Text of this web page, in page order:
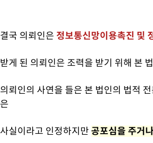
결국 의뢰인은 정보통신망이용촉진 및
받게 된 의뢰인은 조력을 받기 위해 본
의뢰인의 사연을 들은 본 법인의 법적
은
사실이라고 인정하지만 공포심을 주거